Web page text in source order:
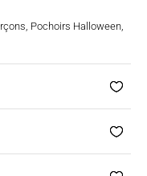
, Pochoirs Halloween,